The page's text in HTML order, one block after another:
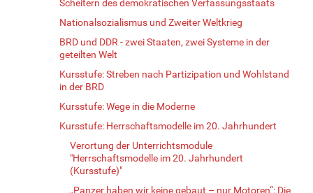
Scheitern des demokratischen Verfassungsstaats
Nationalsozialismus und Zweiter Weltkrieg
BRD und DDR - zwei Staaten, zwei Systeme in der
geteilten Welt
Kursstufe: Streben nach Partizipation und Wohlstand
in der BRD
Kursstufe: Wege in die Moderne
Kursstufe: Herrschaftsmodelle im 20. Jahrhundert
Verortung der Unterrichtsmodule
"Herrschaftsmodelle im 20. Jahrhundert
(Kursstufe)"
„Panzer haben wir keine gebaut – nur Motoren“: Die